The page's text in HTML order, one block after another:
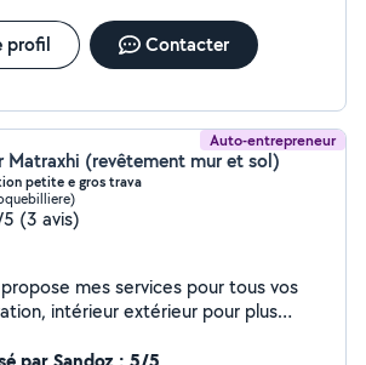
profil Contacter
Auto-entrepreneur
Matraxhi (revêtement mur et sol)
petite e gros trava
(3 avis)
mes services pour tous vos
intérieur extérieur pour plus